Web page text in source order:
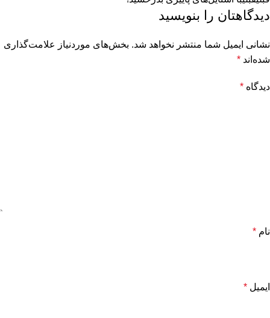
دیدگاهتان را بنویسید
نشانی ایمیل شما منتشر نخواهد شد. بخش‌های موردنیاز علامت‌گذاری
شده‌اند *
دیدگاه *
نام *
ایمیل *